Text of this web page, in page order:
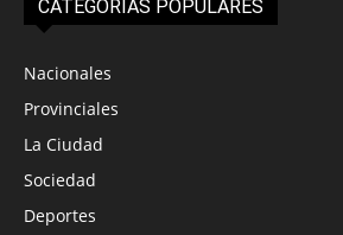
CATEGORIAS POPULARES
Nacionales
Provinciales
La Ciudad
Sociedad
Deportes